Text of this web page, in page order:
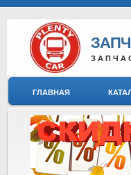
ГЛАВНАЯ